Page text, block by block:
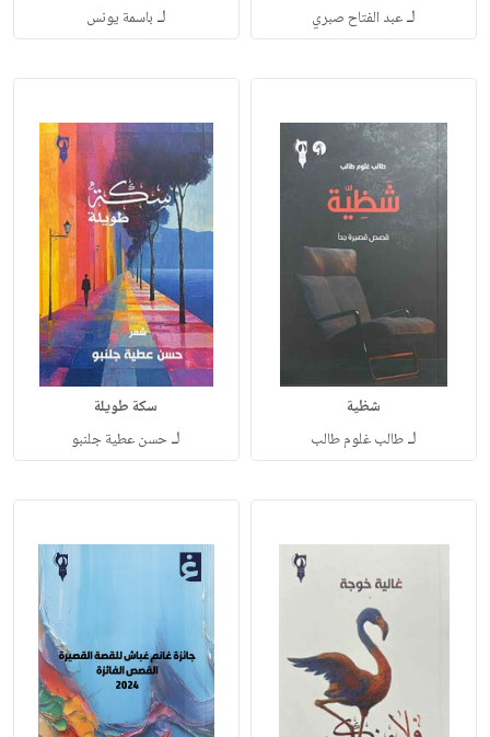
لـعبد الفتاح صبري لـ باسمة يونس
شظية
لـطالب غلوم طالب
سكة طويلة
لـحسن عطية جلنبو